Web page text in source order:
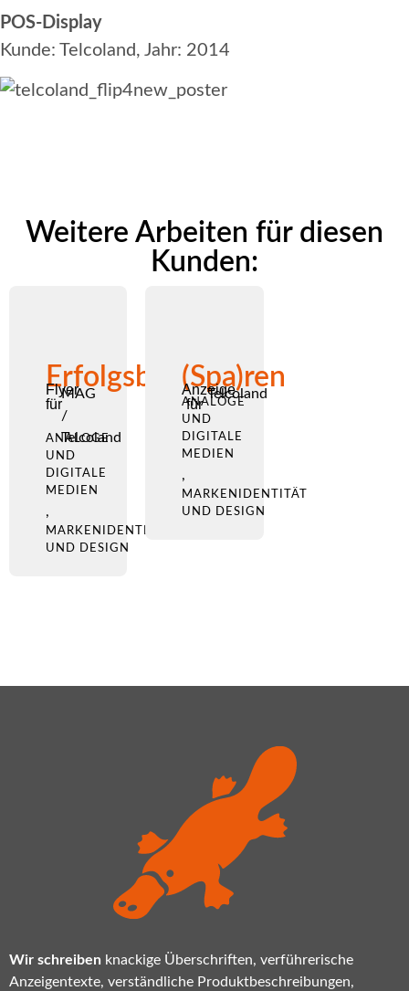
POS-Display
Kunde: Telcoland, Jahr: 2014
Weitere Arbeiten für diesen
Kunden:
Erfolgsbaustein
Flyer
für
MAG
/
Telcoland
ANALOGE
UND
DIGITALE
MEDIEN
,
MARKENIDENTITÄT
UND DESIGN
(Spa)ren
Anzeige
für
Telcoland
ANALOGE
UND
DIGITALE
MEDIEN
,
MARKENIDENTITÄT
UND DESIGN
Wir schreiben knackige Überschriften, verführerische
Anzeigentexte, verständliche Produktbeschreibungen,